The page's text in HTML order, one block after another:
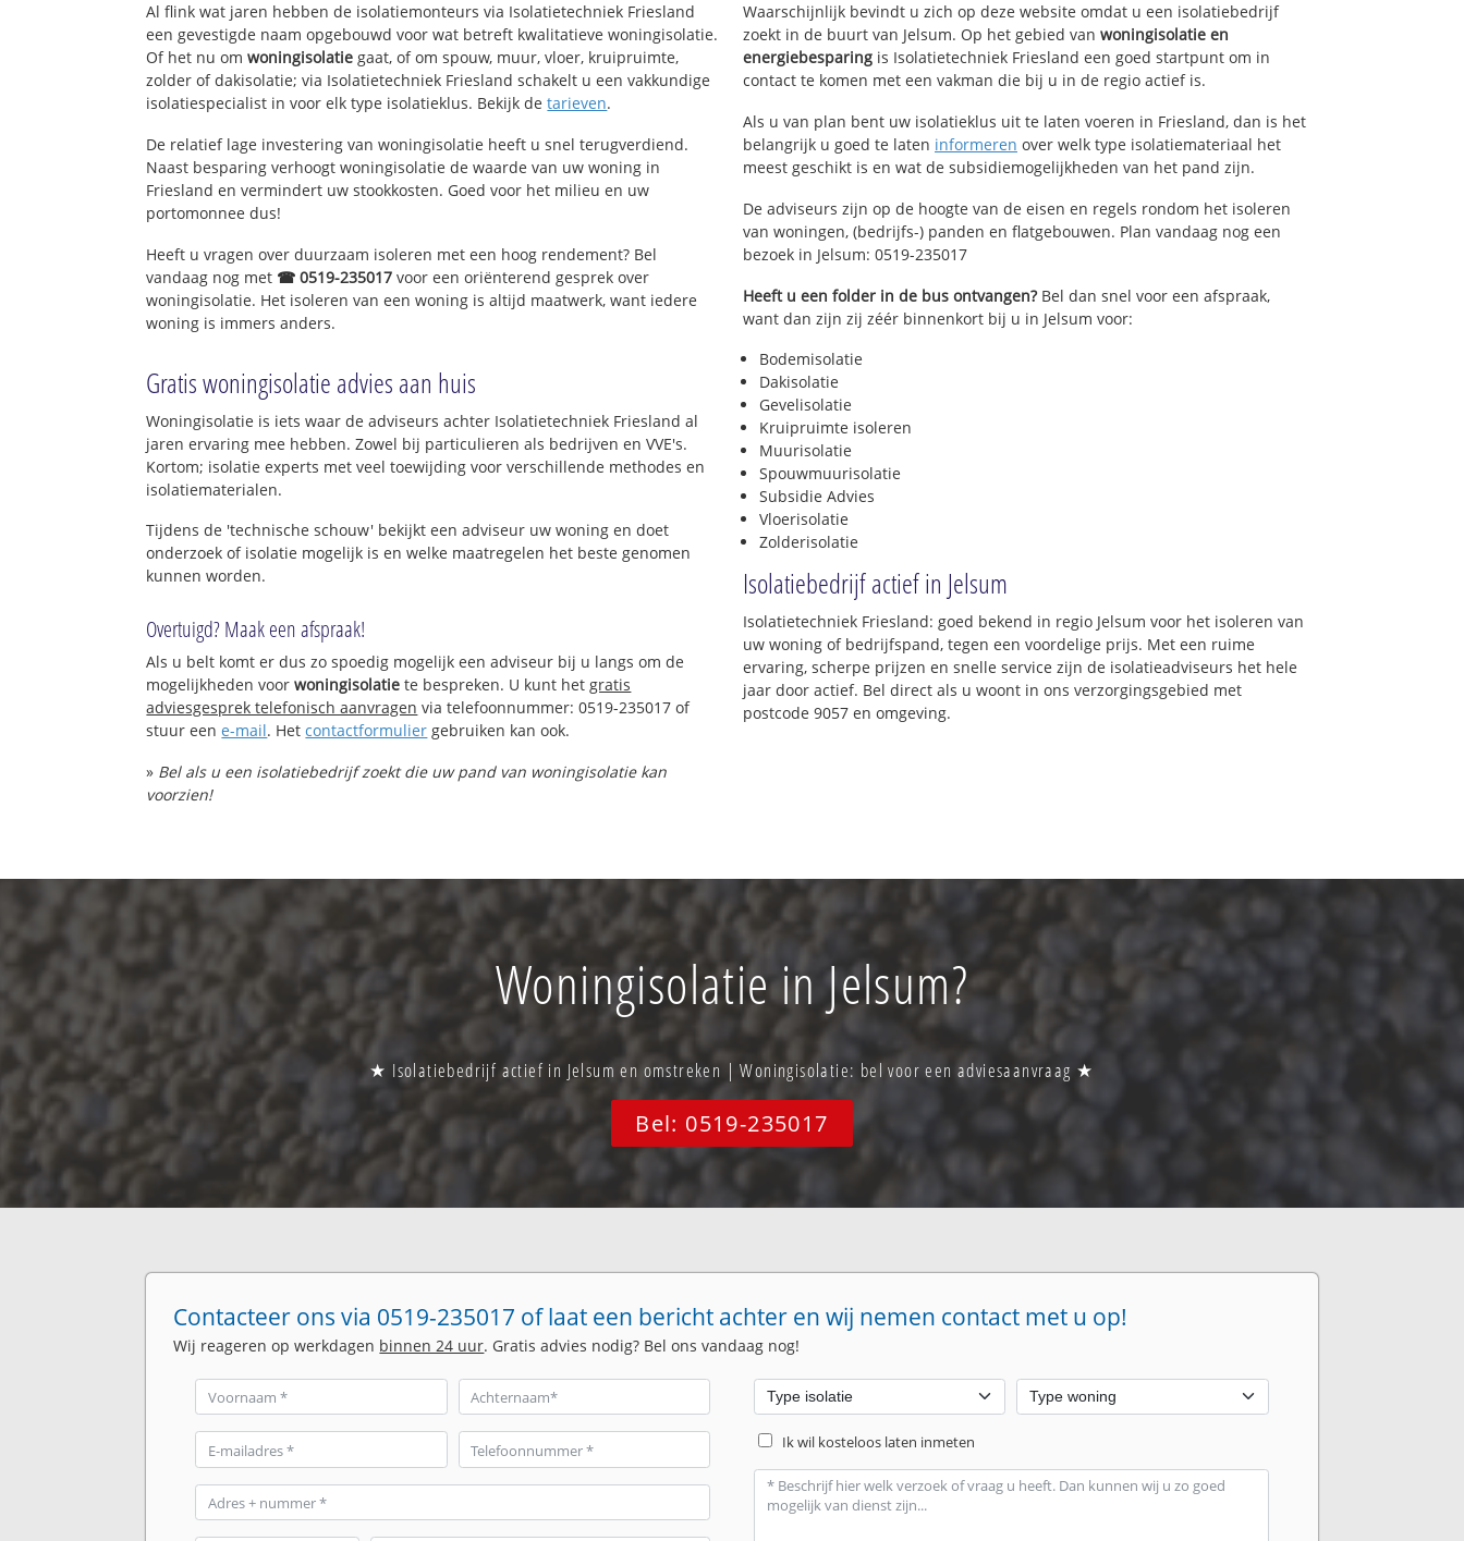
Al flink wat jaren hebben de isolatiemonteurs via Isolatietechniek Friesland
een gevestigde naam opgebouwd voor wat betreft kwalitatieve woningisolatie.
Of het nu omwoningisolatie gaat, of om spouw, muur, vloer, kruipruimte,
zolder of dakisolatie; via Isolatietechniek Friesland schakelt u een vakkundige
isolatiespecialist in voor elk type isolatieklus. Bekijk detarieven.
De relatief lage investering van woningisolatie heeft u snel terugverdiend.
Naast besparing verhoogt woningisolatie de waarde van uw woning in
Friesland en vermindert uw stookkosten. Goed voor het milieu en uw
portomonnee dus!
Heeft u vragen over duurzaam isoleren met een hoog rendement? Bel
vandaag nog met ☎ 0519-235017 voor een oriënterend gesprek over
woningisolatie. Het isoleren van een woning is altijd maatwerk, want iedere
woning is immers anders.
Gratis woningisolatie advies aan huis
Woningisolatie is iets waar de adviseurs achter Isolatietechniek Friesland al
jaren ervaring mee hebben. Zowel bij particulieren als bedrijven en VVE's.
Kortom; isolatie experts met veel toewijding voor verschillende methodes en
isolatiematerialen.
Tijdens de 'technische schouw' bekijkt een adviseur uw woning en doet
onderzoek of isolatie mogelijk is en welke maatregelen het beste genomen
kunnen worden.
Overtuigd? Maak een afspraak!
Als u belt komt er dus zo spoedig mogelijk een adviseur bij u langs om de
mogelijkheden voorwoningisolatie te bespreken. U kunt hetgratis
adviesgesprek telefonisch aanvragen via telefoonnummer: 0519-235017 of
stuur eene-mail. Hetcontactformulier gebruiken kan ook.
» Bel als u een isolatiebedrijf zoekt die uw pand van woningisolatie kan
voorzien!
Waarschijnlijk bevindt u zich op deze website omdat u een isolatiebedrijf
zoekt in de buurt van Jelsum. Op het gebied van woningisolatie en
energiebesparing is Isolatietechniek Friesland een goed startpunt om in
contact te komen met een vakman die bij u in de regio actief is.
Als u van plan bent uw isolatieklus uit te laten voeren in Friesland, dan is het
belangrijk u goed te laten informeren over welk type isolatiemateriaal het
meest geschikt is en wat de subsidiemogelijkheden van het pand zijn.
De adviseurs zijn op de hoogte van de eisen en regels rondom het isoleren
van woningen, (bedrijfs-) panden en flatgebouwen. Plan vandaag nog een
bezoek in Jelsum: 0519-235017
Heeft u een folder in de bus ontvangen?Bel dan snel voor een afspraak,
want dan zijn zij zéér binnenkort bij u in Jelsum voor:
Bodemisolatie
Dakisolatie
Gevelisolatie
Kruipruimte isoleren
Muurisolatie
Spouwmuurisolatie
Subsidie Advies
Vloerisolatie
Zolderisolatie
Isolatiebedrijf actief in Jelsum
Isolatietechniek Friesland: goed bekend in regio Jelsum voor het isoleren van
uw woning of bedrijfspand, tegen een voordelige prijs. Met een ruime
ervaring, scherpe prijzen en snelle service zijn de isolatieadviseurs het hele
jaar door actief. Bel direct als u woont in ons verzorgingsgebied met
postcode 9057 en omgeving.
Woningisolatie in Jelsum?
★ Isolatiebedrijf actief in Jelsum en omstreken | Woningisolatie: bel voor een adviesaanvraag ★
Bel: 0519-235017
Contacteer ons via 0519-235017 of laat een bericht achter en wij nemen contact met u op!
Wij reageren op werkdagen binnen 24 uur. Gratis advies nodig? Bel ons vandaag nog!
Ik wil kosteloos laten inmeten